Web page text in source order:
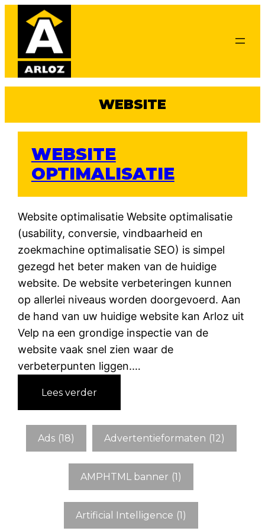
inhoud
WEBSITE
WEBSITE
OPTIMALISATIE
Website optimalisatie Website optimalisatie
(usability, conversie, vindbaarheid en
zoekmachine optimalisatie SEO) is simpel
gezegd het beter maken van de huidige
website. De website verbeteringen kunnen
op allerlei niveaus worden doorgevoerd. Aan
de hand van uw huidige website kan Arloz uit
Velp na een grondige inspectie van de
website vaak snel zien waar de
verbeterpunten liggen.…
Lees verder:
s
i
t
o
Ads (18) Advertentieformaten (12)
AMPHTML banner (1)
Artificial Intelligence (1)